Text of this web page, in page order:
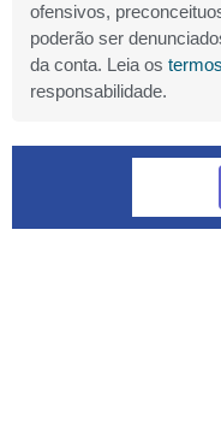
ofensivos,
poderão ser
da conta. Leia os
responsabilidade.